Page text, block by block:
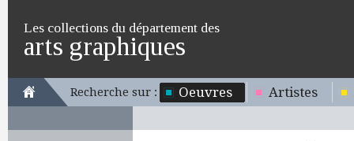
Les collections du département des
arts graphiques
Recherche sur : Oeuvres Artistes